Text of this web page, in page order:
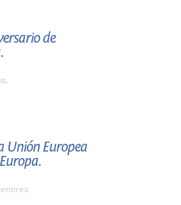
de
Unión Europea